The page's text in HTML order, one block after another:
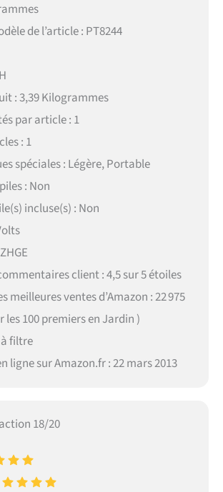
de l’article : PT8244
: 3,39 Kilogrammes
par article : 1
: 1
spéciales : Légère, Portable
: Non
incluse(s) : Non
client : 4,5 sur 5 étoiles
meilleures ventes d’Amazon : 22 975
les 100 premiers en Jardin )
filtre
ligne sur Amazon.fr : 22 mars 2013
18/20